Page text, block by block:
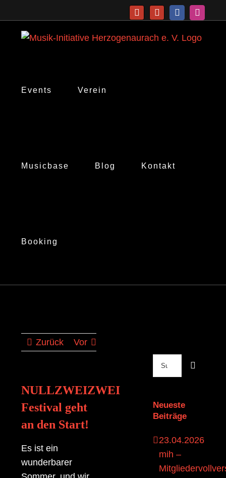
Inhalt
springen
Telefon
E-
Facebook
Events Verein
Musicbase Blog Kontakt
Booking
Zurück Vor
NULLZWEIZWEI
Festival geht
an den Start!
Es ist ein
wunderbarer
Suche
nach:
Neueste
Beiträge
23.04.2026
mih –